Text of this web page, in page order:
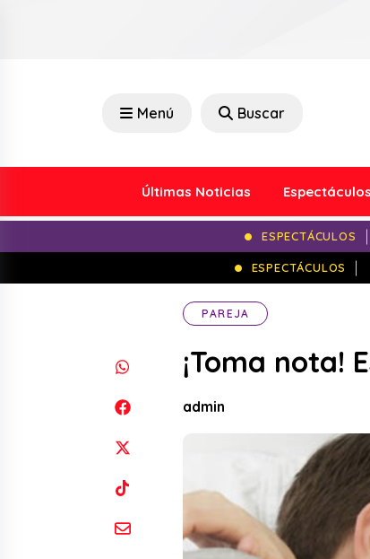
Menú Buscar
Últimas Noticias Espectáculos
ESPECTÁCULOS
ESPECTÁCULOS
PAREJA
¡Toma nota!
admin